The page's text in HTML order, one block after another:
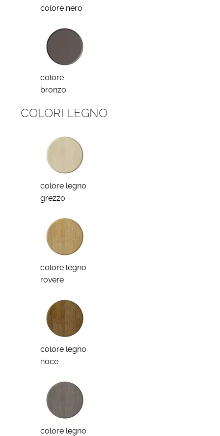
colore nero
colore
bronzo
COLORI LEGNO
colore legno
grezzo
colore legno
rovere
colore legno
noce
colore legno